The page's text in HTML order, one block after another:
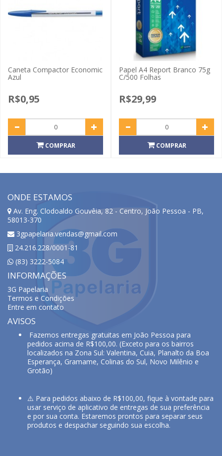
Caneta Compactor Economic
Azul
R$0,95
COMPRAR
Papel A4 Report Branco 75g
C/500 Folhas
R$29,99
COMPRAR
ONDE ESTAMOS
Av. Eng. Clodoaldo Gouvêia, 82 - Centro, João Pessoa - PB,
58013-370
3gpapelaria.vendas@gmail.com
24.216.228/0001-81
(83) 3222-5084
INFORMAÇÕES
3G Papelaria
Termos e Condições
Entre em contato
AVISOS
Fazemos entregas gratuitas em João Pessoa para
pedidos acima de R$100,00. (Exceto para os bairros
localizados na Zona Sul: Valentina, Cuia, Planalto da Boa
Esperança, Gramame, Colinas do Sul, Novo Milênio e
Grotão)
⚠️ Para pedidos abaixo de R$100,00, fique à vontade para
usar serviço de aplicativo de entregas de sua preferência
e por sua conta. Estaremos prontos para separar seus
produtos e despachar seguindo sua escolha.